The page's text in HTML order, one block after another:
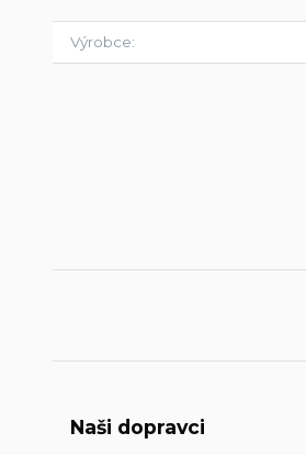
Výrobce
Naši dopravci